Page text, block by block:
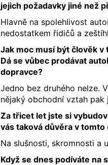
jejich požadavky jiné než
Hlavně na spolehlivost
nedostatkem řidičů a
Jak moc musí být člověk
Dá se vůbec prodávat
dopravce?
Jedno bez druhého nelze.
nějaký obchodní vztah pak
Za třicet let jste si
vás taková důvěra v
Na slušnosti, skromnosti a
Když se dnes podíváte na